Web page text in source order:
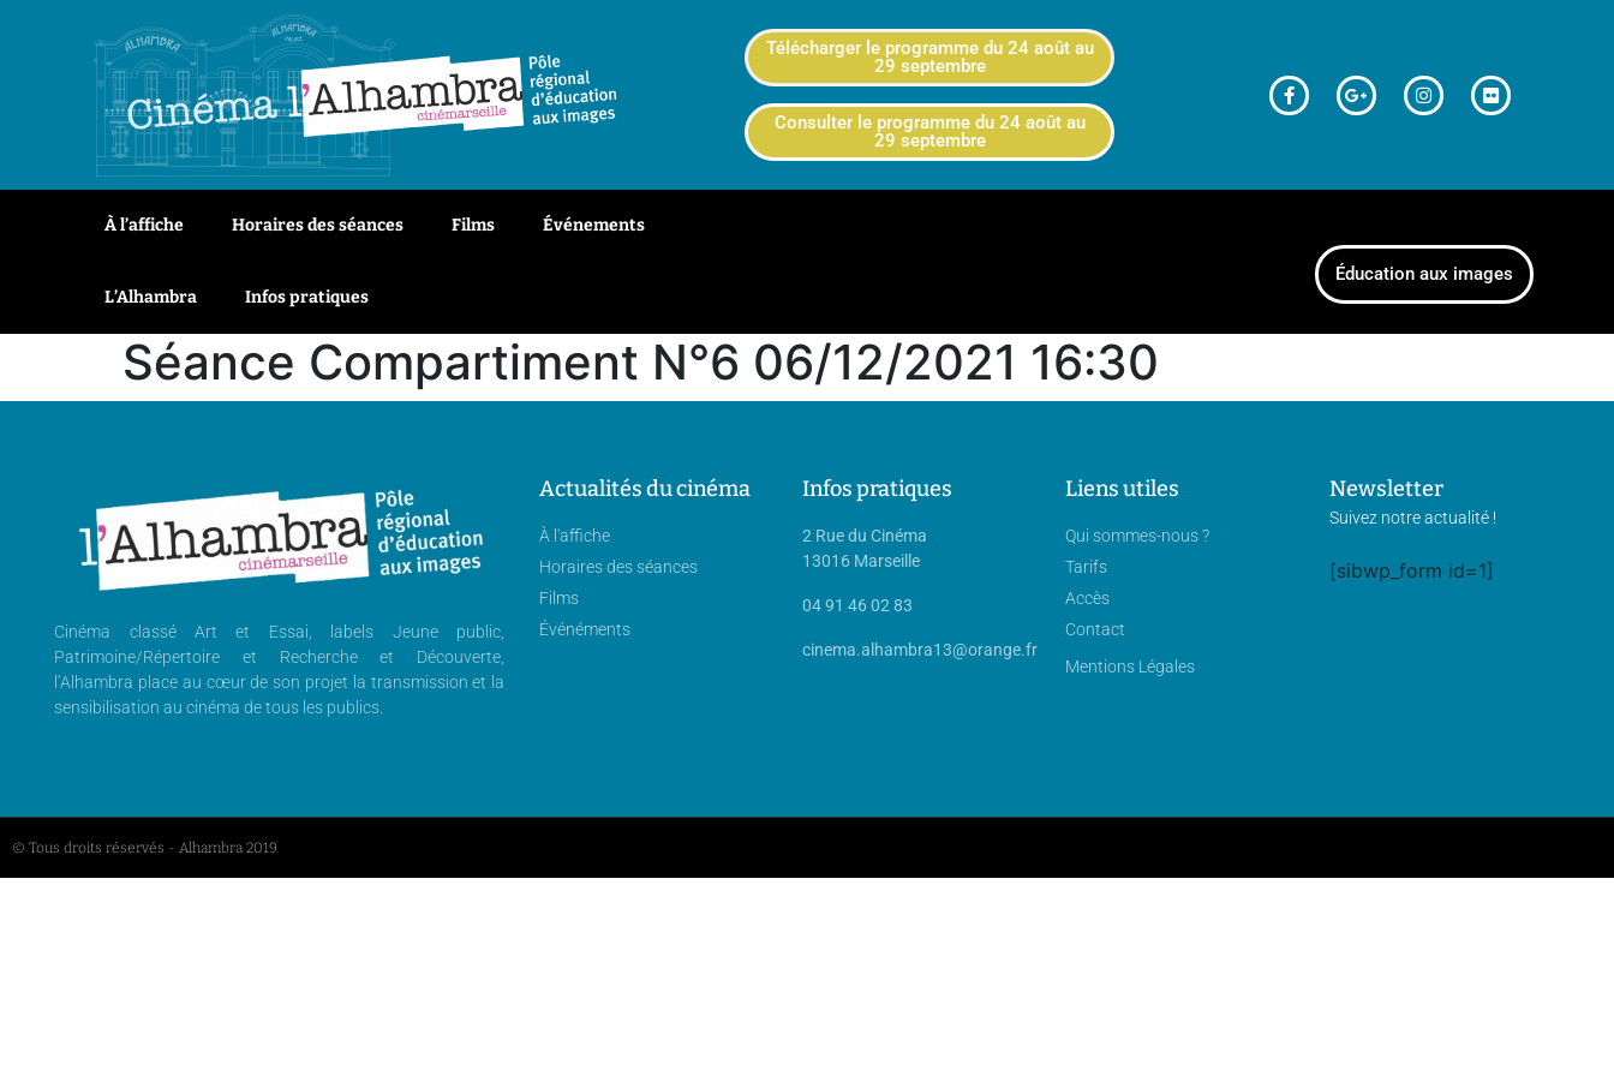
Télécharger le programme du 24 août au
29 septembre
Consulter le programme du 24 août au
29 septembre
À l’affiche Horaires des séances Films Événements
L’Alhambra Infos pratiques
Éducation aux images
Séance Compartiment N°6 06/12/2021 16:30
Cinéma classé Art et Essai, labels Jeune public,
Patrimoine/Répertoire et Recherche et Découverte,
l’Alhambra place au cœur de son projet la transmission et la
sensibilisation au cinéma de tous les publics.
Actualités du cinéma
À l'affiche
Horaires des séances
Films
Événéments
Infos pratiques
2 Rue du Cinéma
13016 Marseille
04 91 46 02 83
cinema.alhambra13@orange.fr
Liens utiles
Qui sommes-nous ?
Tarifs
Accès
Contact
Mentions Légales
Newsletter
Suivez notre actualité !
[sibwp_form id=1]
© Tous droits réservés - Alhambra 2019